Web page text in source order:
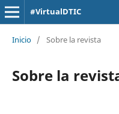
#VirtualDTIC
Inicio / Sobre la revista
Sobre la